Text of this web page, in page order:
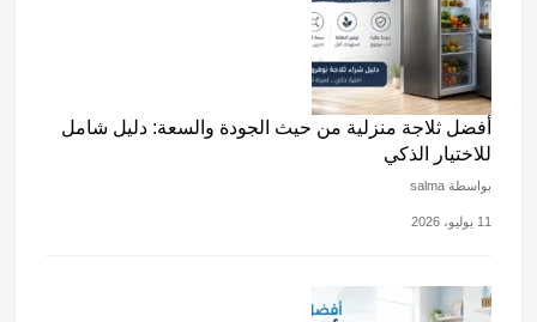
أفضل ثلاجة منزلية من حيث الجودة والسعة: دليل شامل
للاختيار الذكي
بواسطة salma
11 يوليو، 2026